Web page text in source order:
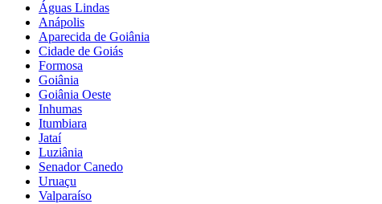
Águas Lindas
Anápolis
Aparecida de Goiânia
Cidade de Goiás
Formosa
Goiânia
Goiânia Oeste
Inhumas
Itumbiara
Jataí
Luziânia
Senador Canedo
Uruaçu
Valparaíso